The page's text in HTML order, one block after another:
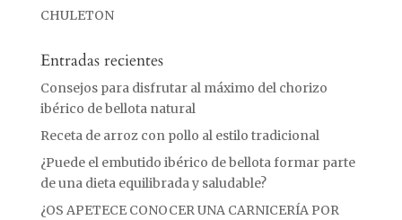
CHULETON
Entradas recientes
Consejos para disfrutar al máximo del chorizo
ibérico de bellota natural
Receta de arroz con pollo al estilo tradicional
¿Puede el embutido ibérico de bellota formar parte
de una dieta equilibrada y saludable?
¿OS APETECE CONOCER UNA CARNICERÍA POR